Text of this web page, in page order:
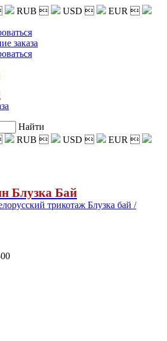
RUB  USD  EUR 
заказа
Найти
RUB  USD  EUR 
Блузка Бай